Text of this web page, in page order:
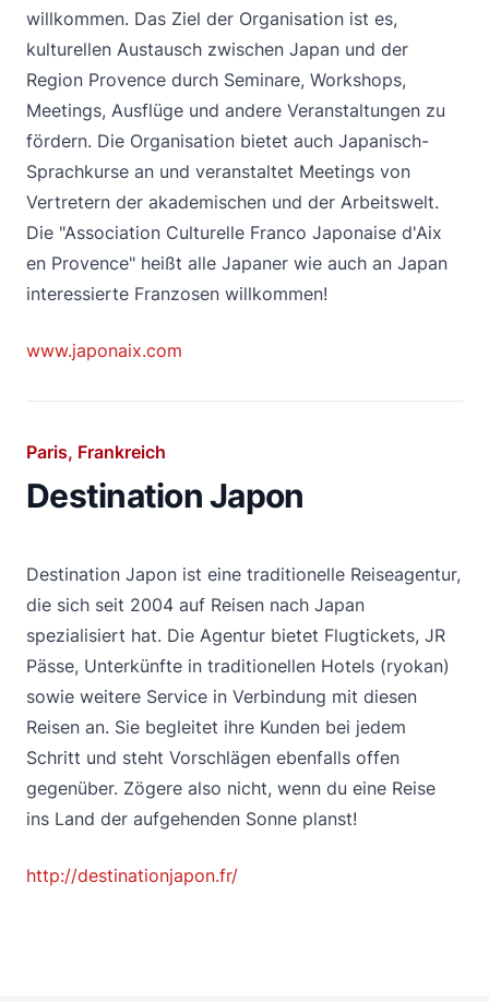
willkommen. Das Ziel der Organisation ist es,
kulturellen Austausch zwischen Japan und der
Region Provence durch Seminare, Workshops,
Meetings, Ausflüge und andere Veranstaltungen zu
fördern. Die Organisation bietet auch Japanisch-
Sprachkurse an und veranstaltet Meetings von
Vertretern der akademischen und der Arbeitswelt.
Die "Association Culturelle Franco Japonaise d'Aix
en Provence" heißt alle Japaner wie auch an Japan
interessierte Franzosen willkommen!
www.japonaix.com
Paris, Frankreich
Destination Japon
Destination Japon ist eine traditionelle Reiseagentur,
die sich seit 2004 auf Reisen nach Japan
spezialisiert hat. Die Agentur bietet Flugtickets, JR
Pässe, Unterkünfte in traditionellen Hotels (ryokan)
sowie weitere Service in Verbindung mit diesen
Reisen an. Sie begleitet ihre Kunden bei jedem
Schritt und steht Vorschlägen ebenfalls offen
gegenüber. Zögere also nicht, wenn du eine Reise
ins Land der aufgehenden Sonne planst!
http://destinationjapon.fr/